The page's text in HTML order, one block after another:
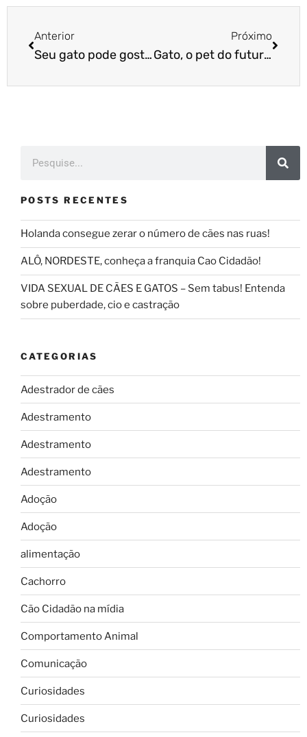
Anterior
Seu gato pode gostar mais de você
Próximo
Gato, o pet do futuro?
POSTS RECENTES
Holanda consegue zerar o número de cães nas ruas!
ALÔ, NORDESTE, conheça a franquia Cao Cidadão!
VIDA SEXUAL DE CÃES E GATOS – Sem tabus! Entenda
sobre puberdade, cio e castração
CATEGORIAS
Adestrador de cães
Adestramento
Adestramento
Adestramento
Adoção
Adoção
alimentação
Cachorro
Cão Cidadão na mídia
Comportamento Animal
Comunicação
Curiosidades
Curiosidades